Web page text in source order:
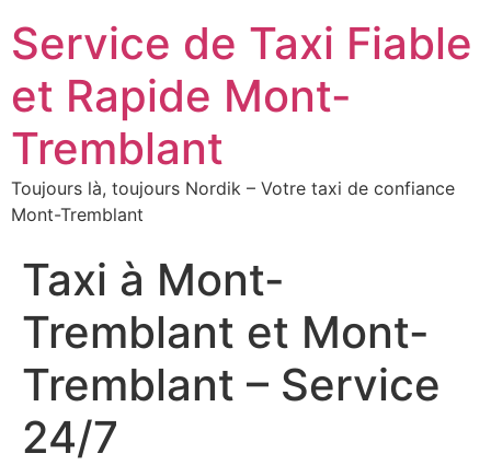
Service de Taxi Fiable
et Rapide Mont-
Tremblant
Toujours là, toujours Nordik – Votre taxi de confiance
Mont-Tremblant
Taxi à Mont-
Tremblant et Mont-
Tremblant – Service
24/7